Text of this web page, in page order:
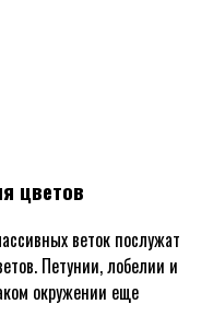
цветов
веток послужат
Петунии, лобелии и
окружении еще